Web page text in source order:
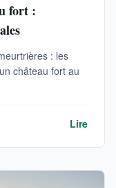
fort :
: les
château fort au
Lire